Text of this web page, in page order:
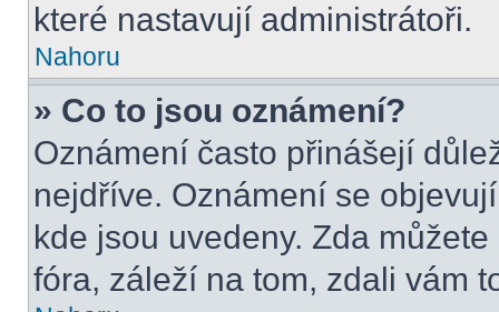
které nastavují administrátoři.
Nahoru
» Co to jsou oznámení?
Oznámení často přinášejí
nejdříve. Oznámení se
kde jsou uvedeny. Zda
fóra, záleží na tom, zdali vám